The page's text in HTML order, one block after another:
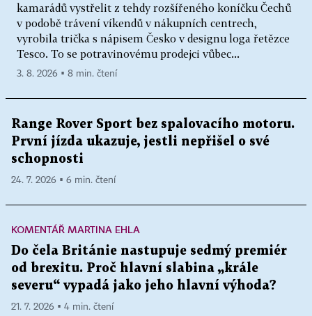
kamarádů vystřelit z tehdy rozšířeného koníčku Čechů
v podobě trávení víkendů v nákupních centrech,
vyrobila trička s nápisem Česko v designu loga řetězce
Tesco. To se potravinovému prodejci vůbec...
3. 8. 2026 ▪ 8 min. čtení
Range Rover Sport bez spalovacího motoru.
První jízda ukazuje, jestli nepřišel o své
schopnosti
24. 7. 2026 ▪ 6 min. čtení
KOMENTÁŘ MARTINA EHLA
Do čela Británie nastupuje sedmý premiér
od brexitu. Proč hlavní slabina „krále
severu“ vypadá jako jeho hlavní výhoda?
21. 7. 2026 ▪ 4 min. čtení